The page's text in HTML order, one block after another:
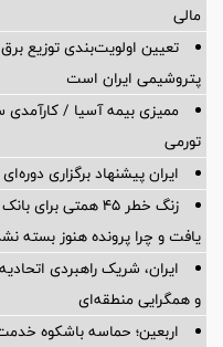
مالی
تعیین اولویت‌بندی توزیع
پتروشیمی ایران است
ممیزی بیمه آسیا / کارآمدی
تورمی
ایران پیشنهاد برگزاری
یافت و چرا پرونده هنوز بسته
ایران، شریک راهبردی
و همگرایی منطقه‌ای
اربعین؛ حماسه باشکوه